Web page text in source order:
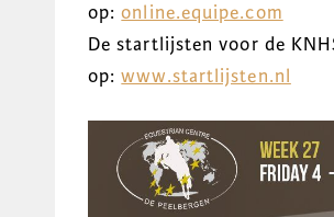
op:online.equipe.com
De startlijsten voor de
op:www.startlijsten.nl